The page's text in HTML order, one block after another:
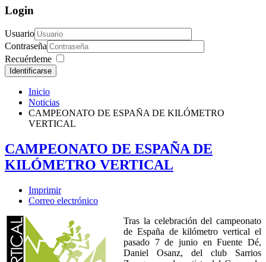
Login
Usuario
Contraseña
Recuérdeme
Identificarse
Inicio
Noticias
CAMPEONATO DE ESPAÑA DE KILÓMETRO
VERTICAL
CAMPEONATO DE ESPAÑA DE
KILÓMETRO VERTICAL
Imprimir
Correo electrónico
Tras la celebración del campeonato
de España de kilómetro vertical el
pasado 7 de junio en Fuente Dé,
Daniel Osanz, del club Sarrios